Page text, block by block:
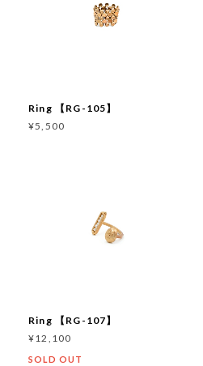
Ring 【RG-105】
¥5,500
Ring 【RG-107】
¥12,100
SOLD OUT